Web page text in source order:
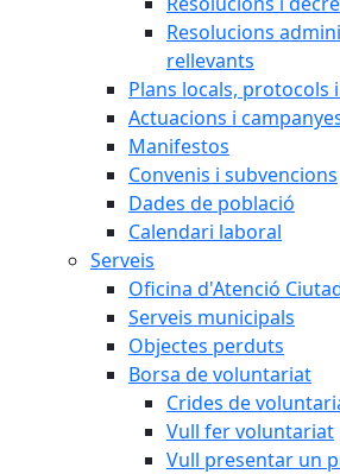
Resolucions
rellevants
Plans locals, protocols
Actuacions i
Manifestos
Convenis i subvencions
Dades de població
Calendari laboral
Serveis
Oficina d'Atenció
Serveis municipals
Objectes perduts
Borsa de voluntariat
Crides de
Vull fer voluntariat
Vull presentar un